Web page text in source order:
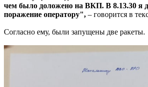
чем было доложено на ВКП. В 8.13.30 я
поражение оператору", – говорится в
Согласно ему, были запущены две ракеты.